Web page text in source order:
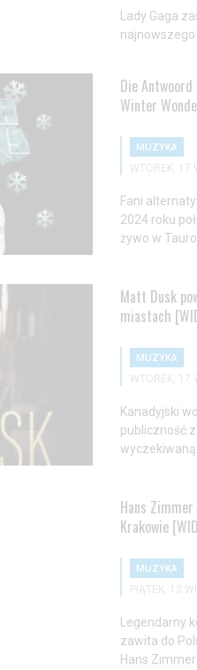
Lady Gaga
najnowszego
Die
Winter
MUZYKA
WTOREK, 17
Fani
2024 roku
żywo w
Matt Dusk
miastach
MUZYKA
WTOREK, 17
Kanadyjski
publiczność
wyczekiwaną
Hans
Krakowie
MUZYKA
PIĄTEK, 13
Legendarny
zawita do
Hans